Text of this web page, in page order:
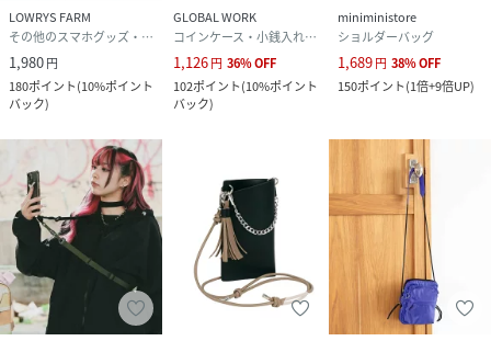
LOWRYS FARM
その他のスマホグッズ・オーディオ機器
1,980円
180ポイント(10%ポイント
バック)
GLOBAL WORK
コインケース・小銭入れ・札入れ
1,126円 36%OFF
102ポイント(10%ポイント
バック)
miniministore
ショルダーバッグ
1,689円 38%OFF
150ポイント(1倍+9倍UP)